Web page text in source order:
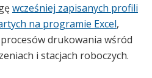
wcześniej zapisanych profili
na programie Excel,
drukowania wśród
i stacjach roboczych.